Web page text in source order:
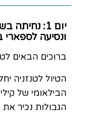
יום 1:
ונסיעה
ברוכים הבאים
הטיול לטנזניה
הבילאומי של
הגבולות נכיר את